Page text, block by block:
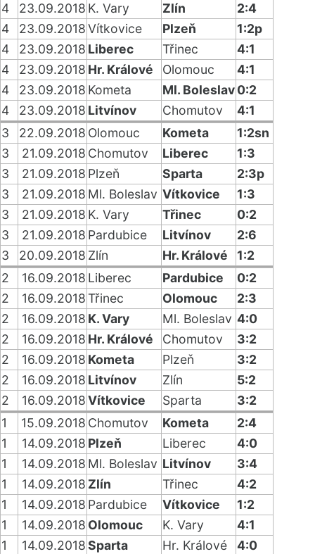
4
23.09.2018 K. Vary Zlín
2:4
4
23.09.2018Vítkovice Plzeň
1:2p
4
23.09.2018 Liberec Třinec
4:1
4
23.09.2018 Hr. Králové Olomouc
4:1
4
23.09.2018 Kometa Ml. Boleslav0:2
4
23.09.2018 Litvínov Chomutov
4:1
3
22.09.2018 Olomouc Kometa
1:2sn
3
21.09.2018 Chomutov Liberec
1:3
3
21.09.2018 Plzeň Sparta
2:3p
3
21.09.2018 Ml. Boleslav Vítkovice
1:3
3
21.09.2018 K. Vary Třinec
0:2
3
21.09.2018 Pardubice Litvínov
2:6
3
20.09.2018 Zlín Hr. Králové
1:2
2
16.09.2018 Liberec Pardubice
0:2
2
16.09.2018Třinec Olomouc
2:3
2
16.09.2018 K. Vary Ml. Boleslav 4:0
2
16.09.2018 Hr. Králové Chomutov
3:2
2
16.09.2018 Kometa Plzeň
3:2
2
16.09.2018 Litvínov Zlín
5:2
2
16.09.2018Vítkovice Sparta
3:2
1
15.09.2018 Chomutov Kometa
2:4
1
14.09.2018 Plzeň Liberec
4:0
1
14.09.2018 Ml. Boleslav Litvínov
3:4
1
14.09.2018 Zlín Třinec
4:2
1
14.09.2018 Pardubice Vítkovice
1:2
1
14.09.2018 Olomouc K. Vary
4:1
1
14.09.2018Sparta Hr. Králové 4:0